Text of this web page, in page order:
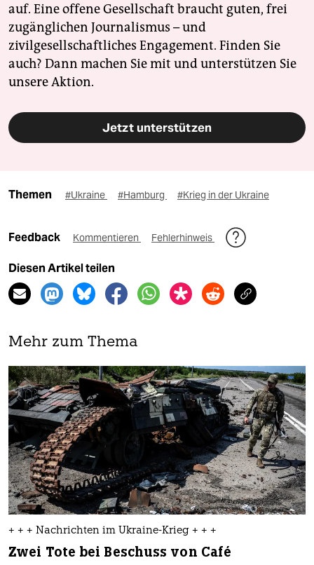
auf. Eine offene Gesellschaft braucht guten, frei
zugänglichen Journalismus – und
zivilgesellschaftliches Engagement. Finden Sie
auch? Dann machen Sie mit und unterstützen Sie
unsere Aktion.
Jetzt unterstützen
Themen #Ukraine #Hamburg #Krieg in der Ukraine
Feedback Kommentieren Fehlerhinweis
Diesen Artikel teilen
Mehr zum Thema
+ + + Nachrichten im Ukraine-Krieg + + +
Zwei Tote bei Beschuss von Café